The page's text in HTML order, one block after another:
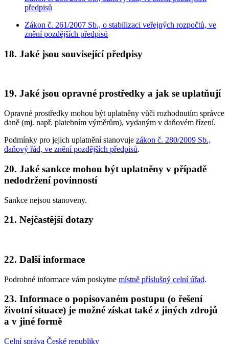
předpisů
Zákon č. 261/2007 Sb., o stabilizaci veřejných rozpočtů, ve
znění pozdějších předpisů
18. Jaké jsou související předpisy
19. Jaké jsou opravné prostředky a jak se uplatňují
Opravné prostředky mohou být uplatněny vůči rozhodnutím správce
daně (mj. např. platebním výměrům), vydaným v daňovém řízení.
Podmínky pro jejich uplatnění stanovuje zákon č. 280/2009 Sb.,
daňový řád, ve znění pozdějších předpisů.
20. Jaké sankce mohou být uplatněny v případě
nedodržení povinností
Sankce nejsou stanoveny.
21. Nejčastější dotazy
22. Další informace
Podrobné informace vám poskytne místně příslušný celní úřad.
23. Informace o popisovaném postupu (o řešení
životní situace) je možné získat také z jiných zdrojů
a v jiné formě
Celní správa České republiky